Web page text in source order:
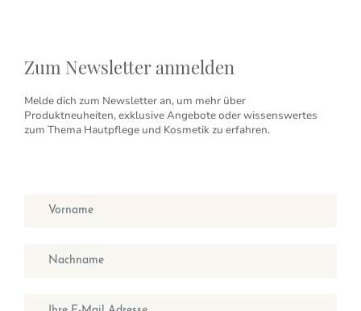
Zum Newsletter anmelden
Melde dich zum Newsletter an, um mehr über
Produktneuheiten, exklusive Angebote oder wissenswertes
zum Thema Hautpflege und Kosmetik zu erfahren.
Vorname
Nachname
E-Mail